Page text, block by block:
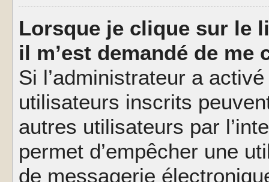
Lorsque je clique sur le
il m’est demandé de me
Si l’administrateur a
utilisateurs inscrits
autres utilisateurs par
permet d’empêcher une
de messagerie